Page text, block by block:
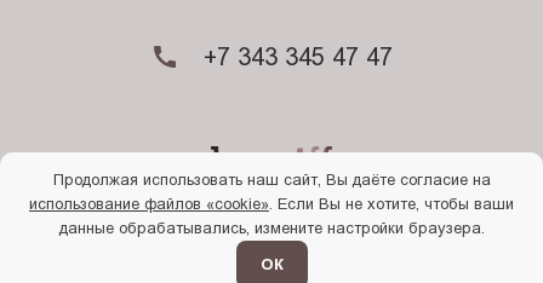
© 2026. Begriff
Политика конфиденциальности
+7 343 345 47 47
Продолжая использовать наш сайт, Вы даёте согласие на
использование файлов «cookie» . Если Вы не хотите, чтобы ваши
данные обрабатывались, измените настройки браузера.
ОК